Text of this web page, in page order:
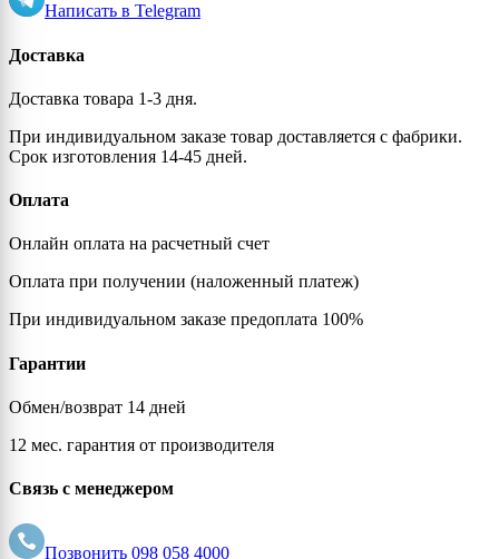
Написать в Telegram
Доставка
Доставка товара 1-3 дня.
При индивидуальном заказе товар доставляется с фабрики.
Срок изготовления 14-45 дней.
Оплата
Онлайн оплата на расчетный счет
Оплата при получении (наложенный платеж)
При индивидуальном заказе предоплата 100%
Гарантии
Обмен/возврат 14 дней
12 мес. гарантия от производителя
Связь с менеджером
Позвонить 098 058 4000